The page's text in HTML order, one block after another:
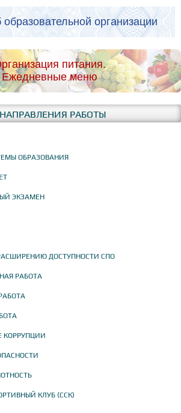
организации
питания.
Ежедневные меню
НАПРАВЛЕНИЯ РАБОТЫ
ОБРАЗОВАНИЯ
ЭКЗАМЕН
ДОСТУПНОСТИ СПО
РАБОТА
КОРРУПЦИИ
КЛУБ (ССК)